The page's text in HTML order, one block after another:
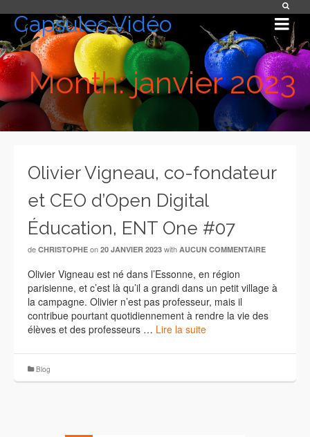
Capsules Vidéo
Month: janvier 2023
Olivier Vigneau, co-fondateur
et CEO d’Open Digital
Éducation, ENT One #07
de CHRISTOPHE on 20 JANVIER 2023 with AUCUN COMMENTAIRE
Olivier Vigneau est né dans l’Essonne, en région
parisienne, et c’est là qu’il a grandi dans un petit village à
la campagne. Olivier n’est pas professeur, mais il
contribue pourtant quotidiennement à rendre la vie des
élèves et des professeurs … Lire la suite
Blog